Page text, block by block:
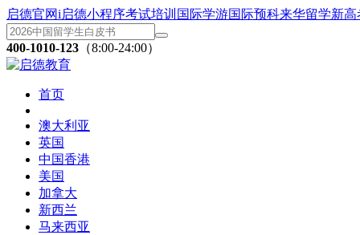
启德官网i启德小程序考试培训 国际学游国际预科来华留学新高
400-1010-123 （8:00-24:00）
首页
澳大利亚
英国
中国香港
美国
加拿大
新西兰
马来西亚